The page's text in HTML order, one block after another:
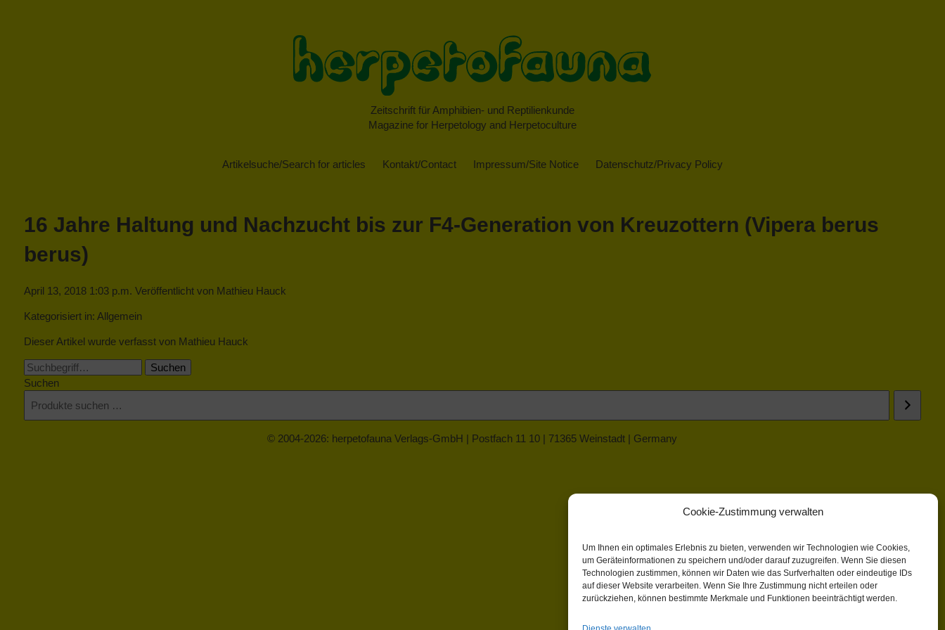
Cookie-Zustimmung verwalten
Um Ihnen ein optimales Erlebnis zu bieten, verwenden wir Technologien wie Cookies,
um Geräteinformationen zu speichern und/oder darauf zuzugreifen. Wenn Sie diesen
Technologien zustimmen, können wir Daten wie das Surfverhalten oder eindeutige IDs
auf dieser Website verarbeiten. Wenn Sie Ihre Zustimmung nicht erteilen oder
zurückziehen, können bestimmte Merkmale und Funktionen beeinträchtigt werden.
Zeitschrift für Amphibien- und Reptilienkunde
Magazine for Herpetology and Herpetoculture
Artikelsuche/Search for articles Kontakt/Contact Impressum/Site Notice Datenschutz/Privacy Policy
16 Jahre Haltung und Nachzucht bis zur F4-Generation von Kreuzottern (Vipera berus
berus)
April 13, 2018 1:03 p.m. Veröffentlicht von Mathieu Hauck
Kategorisiert in: Allgemein
Dieser Artikel wurde verfasst von Mathieu Hauck
Suchen
Suchen
© 2004-2026: herpetofauna Verlags-GmbH | Postfach 11 10 | 71365 Weinstadt | Germany